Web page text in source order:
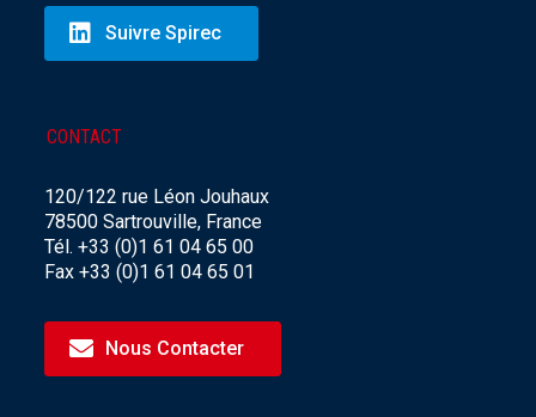
Suivre Spirec
CONTACT
120/122 rue Léon Jouhaux
78500 Sartrouville, France
Tél. +33 (0)1 61 04 65 00
Fax +33 (0)1 61 04 65 01
Nous Contacter